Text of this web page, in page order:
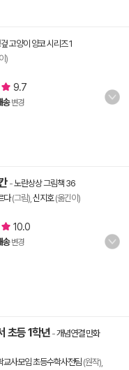
고양이 양코 시리즈 1
)
9.7
송 변경
-노란상상 그림책 36
다(그림), 신지호(옮긴이)
10.0
송 변경
초등 1학년 -개념연결 만화
교사모임 초등수학사전팀(원작),